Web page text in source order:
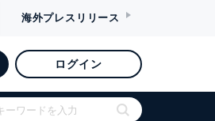
海外プレスリリース
ログイン